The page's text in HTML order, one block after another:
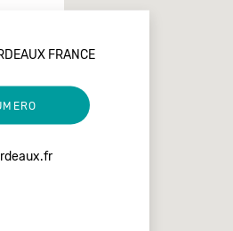
FRANCE